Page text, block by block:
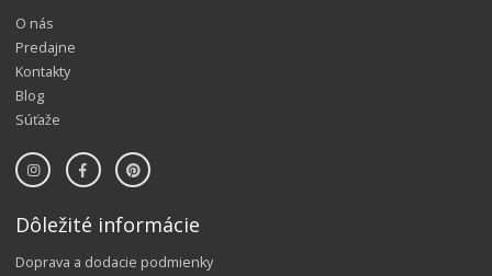
O nás
Predajne
Kontakty
Blog
Súťaže
Dôležité informácie
Doprava a dodacie podmienky